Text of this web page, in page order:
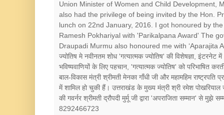
Union Minister of Women and Child Development,
also had the privilege of being invited by the Hon.
lunch on 22nd January, 2016. I got honoured by
Ramesh Pokhariyal with 'Parikalpana Award' The
Draupadi Murmu also honoured me with ‘Aparajita
ज्योतिष मे नवीनतम शोध 'गत्यात्मक ज्योतिष' की विशेषज्ञा,
भविष्यवाणियों के लिए पहचान, 'गत्यात्मक ज्योतिष' को परिभाषित
बाल-विकास मंत्री श्रीमती मेनका गाँधी जी और महामहिम
में शामिल हो चुकी हैं। उत्तराखंड के मुख्य मंत्री श्री रमेश पोखरियाल
की गवर्नर श्रीमती द्रौपदी मुर्मू जी द्वारा 'अपराजिता सम्मान' से
8292466723